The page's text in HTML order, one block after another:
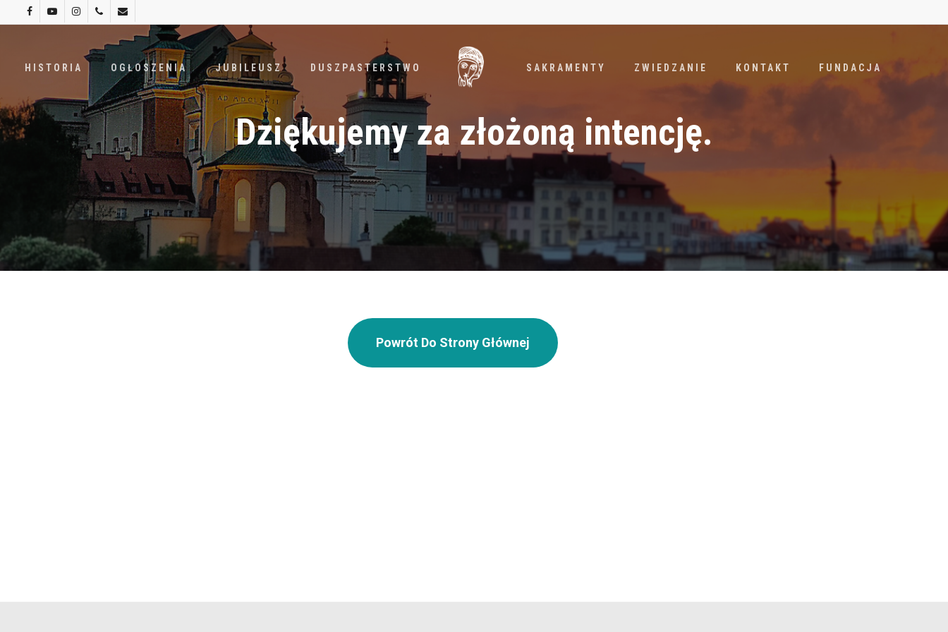
content
facebookyoutubeinstagramphoneemail
HISTORIA OGŁOSZENIA JUBILEUSZ DUSZPASTERSTWO SAKRAMENTY ZWIEDZANIE KONTAKT FUNDACJA
Dziękujemy za złożoną intencję.
Powrót Do Strony Głównej